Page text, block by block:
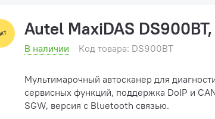
Autel MaxiDAS
В наличии Код товара: DS900BT
Мультимарочный автосканер для
сервисных функций, поддержка DoIP и
SGW, версия с Bluetooth связью.